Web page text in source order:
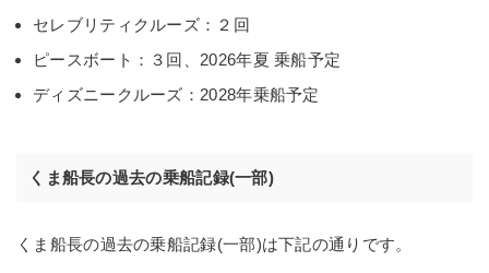
セレブリティクルーズ：２回
ピースボート：３回、2026年夏 乗船予定
ディズニークルーズ：2028年乗船予定
くま船長の過去の乗船記録(一部)
くま船長の過去の乗船記録(一部)は下記の通りです。